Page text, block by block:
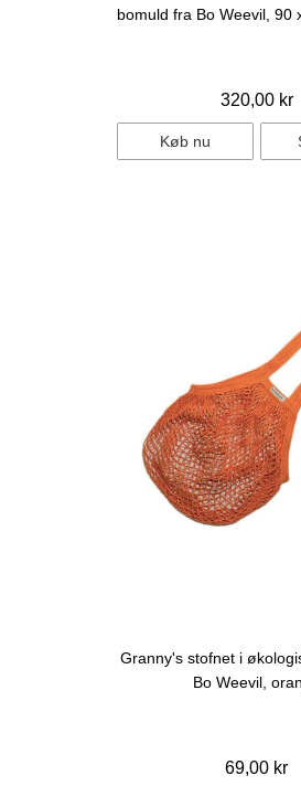
bomuld fra Bo Weevil, 90
320,00 kr
Køb nu
Granny's stofnet i
Bo Weevil,
69,00 kr